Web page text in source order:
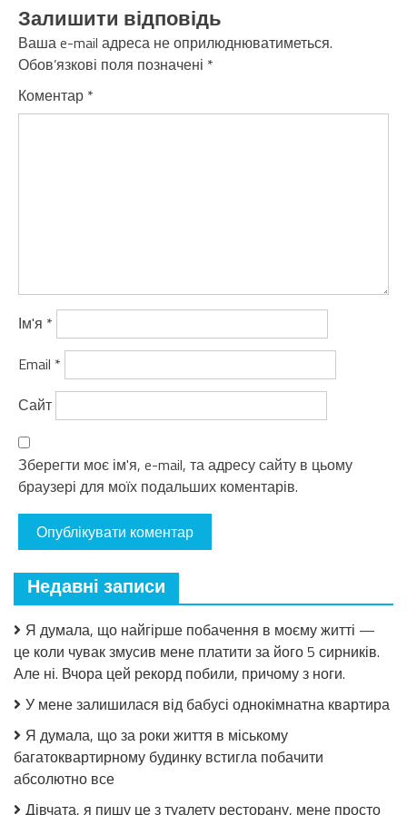
Залишити відповідь
Ваша e-mail адреса не оприлюднюватиметься.
Обов’язкові поля позначені *
Коментар *
Ім'я *
Email *
Сайт
Зберегти моє ім'я, e-mail, та адресу сайту в цьому
браузері для моїх подальших коментарів.
Недавні записи
Я думала, що найгірше побачення в моєму житті —
це коли чувак змусив мене платити за його 5 сирників.
Але ні. Вчора цей рекорд побили, причому з ноги.
У мене залишилася від бабусі однокімнатна квартира
Я думала, що за роки життя в міському
багатоквартирному будинку встигла побачити
абсолютно все
Дівчата, я пишу це з туалету ресторану, мене просто